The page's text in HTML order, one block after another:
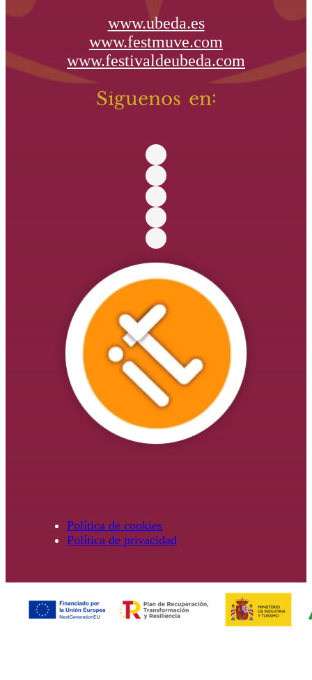
www.ubeda.es
www.festmuve.com
www.festivaldeubeda.com
Síguenos en:
Política de cookies
Política de privacidad